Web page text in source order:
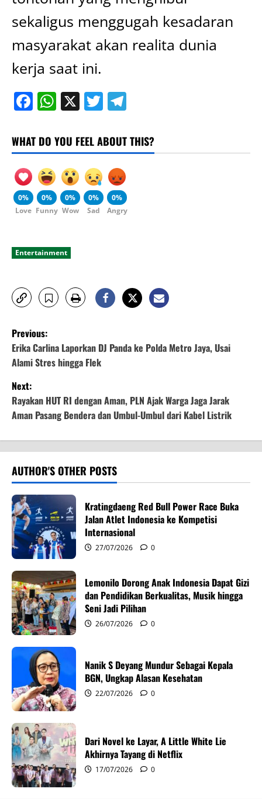
sekaligus menggugah kesadaran
masyarakat akan realita dunia
kerja saat ini.
Facebook
WhatsApp
X Twitter
WHAT DO YOU FEEL ABOUT THIS?
0%
Love
0%
Funny
0%
Wow
0%
Sad
0%
Angry
Entertainment
P
o
s
t
n
a
v
i
g
a
t
i
o
n
Previous:
Erika Carlina Laporkan DJ Panda ke Polda Metro Jaya, Usai
Alami Stres hingga Flek
Next:
Rayakan HUT RI dengan Aman, PLN Ajak Warga Jaga Jarak
Aman Pasang Bendera dan Umbul-Umbul dari Kabel Listrik
AUTHOR'S OTHER POSTS
Kratingdaeng Red Bull Power Race Buka
Jalan Atlet Indonesia ke Kompetisi
Internasional
27/07/2026 0
Lemonilo Dorong Anak Indonesia Dapat Gizi
dan Pendidikan Berkualitas, Musik hingga
Seni Jadi Pilihan
26/07/2026 0
Nanik S Deyang Mundur Sebagai Kepala
BGN, Ungkap Alasan Kesehatan
22/07/2026 0
Dari Novel ke Layar, A Little White Lie
Akhirnya Tayang di Netflix
17/07/2026 0